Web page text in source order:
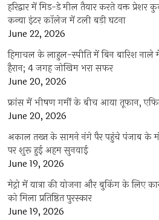
हरिद्वार में मिड-डे मील तैयार करते वक्त
कन्या इंटर कॉलेज में टली बड़ी घटना
June 22, 2026
हिमाचल के लाहुल-स्पीति में बिन बारिश
हैरान; 4 जगह जोखिम भरा सफर
June 20, 2026
फ्रांस में भीषण गर्मी के बीच आया तूफान,
June 20, 2026
अकाल तख्त के सामने नंगे पैर पहुंचे पंजाब के
पर शुरू हुई अहम सुनवाई
June 19, 2026
मेट्रो में यात्रा की योजना और बुकिंग के लिए
को मिला प्रतिष्ठित पुरस्कार
June 19, 2026